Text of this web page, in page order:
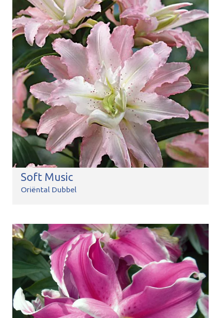
Soft Music
Oriëntal Dubbel